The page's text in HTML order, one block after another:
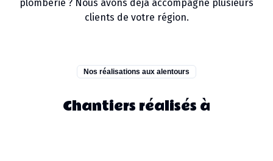
plomberie ? Nous avons déjà accompagné plusieurs
clients de votre région.
Nos réalisations aux alentours
Chantiers réalisés à